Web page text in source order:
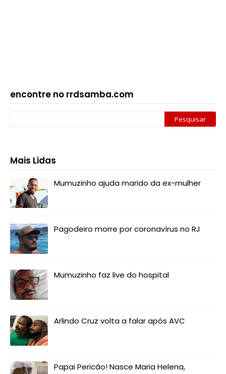
encontre no rrdsamba.com
Mais Lidas
Mumuzinho ajuda marido da ex-mulher
Pagodeiro morre por coronavírus no RJ
Mumuzinho faz live do hospital
Arlindo Cruz volta a falar após AVC
Papai Pericão! Nasce Maria Helena,